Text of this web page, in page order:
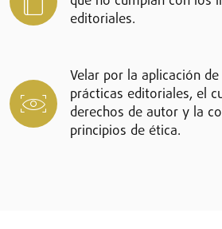
editoriales.
Velar por la aplicación
prácticas editoriales, el
derechos de autor y la
principios de ética.